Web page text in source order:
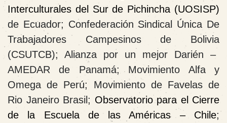
Interculturales del Sur de Pichincha (UOSISP)
de Ecuador; Confederación Sindical Única De
Trabajadores Campesinos de Bolivia
(CSUTCB); Alianza por un mejor Darién –
AMEDAR de Panamá; Movimiento Alfa y
Omega de Perú; Movimiento de Favelas de
Rio Janeiro Brasil; Observatorio para el Cierre
de la Escuela de las Américas – Chile;